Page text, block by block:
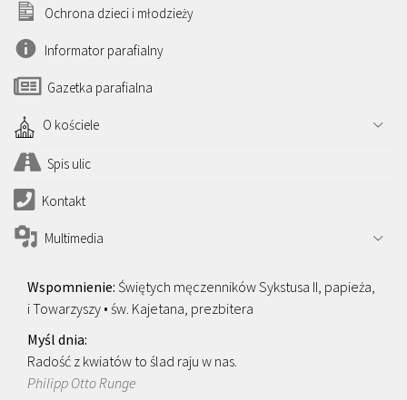
Ochrona dzieci i młodzieży
Informator parafialny
Gazetka parafialna
O kościele
Spis ulic
Kontakt
Multimedia
Świętych męczenników Sykstusa II, papieża,
i Towarzyszy • św. Kajetana, prezbitera
Radość z kwiatów to ślad raju w nas.
Philipp Otto Runge